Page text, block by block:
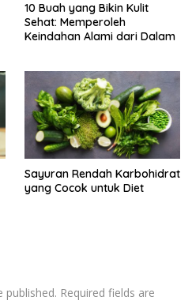
10 Buah yang Bikin Kulit
Sehat: Memperoleh
Keindahan Alami dari Dalam
Sayuran Rendah Karbohidrat
yang Cocok untuk Diet
published. Required fields are